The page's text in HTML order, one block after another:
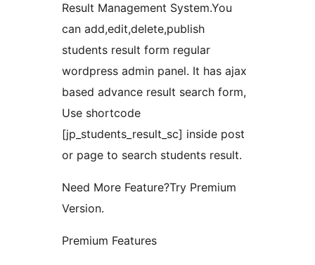
Result Management System.You
can add,edit,delete,publish
students result form regular
wordpress admin panel. It has ajax
based advance result search form,
Use shortcode
[jp_students_result_sc] inside post
or page to search students result.
Need More Feature?Try Premium
Version.
Premium Features